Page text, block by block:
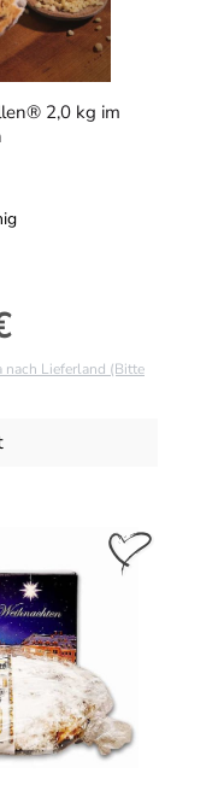
2,0 kg im
nach Lieferland (Bitte